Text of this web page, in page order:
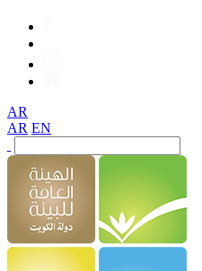
AR
AR EN